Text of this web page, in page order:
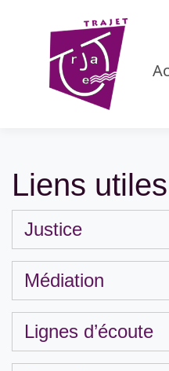
Liens utiles
Justice
Médiation
Lignes d’écoute